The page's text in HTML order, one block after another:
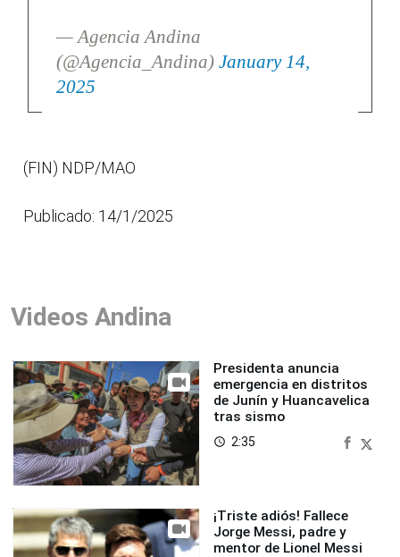
— Agencia Andina
(@Agencia_Andina) January 14,
2025
(FIN) NDP/MAO
Publicado: 14/1/2025
Videos Andina
Presidenta anuncia
emergencia en distritos
de Junín y Huancavelica
tras sismo
access_time 2:35
¡Triste adiós! Fallece
Jorge Messi, padre y
mentor de Lionel Messi